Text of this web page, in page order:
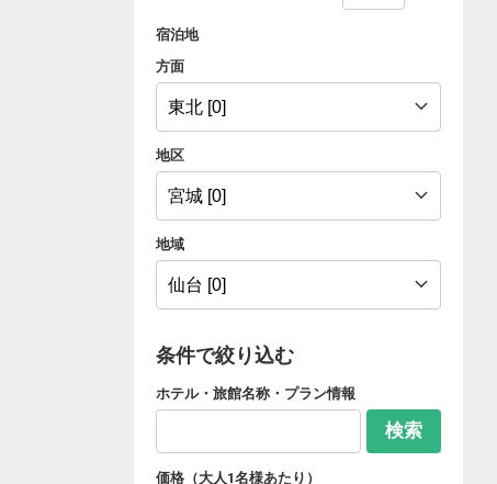
宿泊地
方面
地区
地域
条件で絞り込む
ホテル・旅館名称・プラン情報
検索
価格（大人1名様あたり）